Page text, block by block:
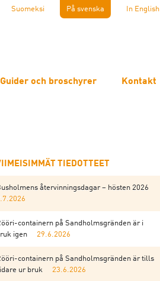
Suomeksi På svenska In English
Guider och broschyrer Kontakt
TIEDOTTEET
återvinningsdagar – hösten 2026
containern på Sandholmsgränden är i
igen
29.6.2026
containern på Sandholmsgränden är tills
ur bruk
23.6.2026